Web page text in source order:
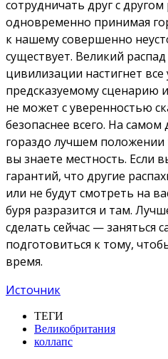
сотрудничать друг с
одновременно принимая
к нашему совершенно
существует. Великий
цивилизации настигнет
предсказуемому сценарию
не может с уверенностью
безопаснее всего. На
гораздо лучшем положении
вы знаете местность. Если
гарантий, что другие
или не будут смотреть на
буря разразится и там.
сделать сейчас — заняться
подготовиться к тому,
время.
Источник
ТЕГИ
Великобритания
коллапс